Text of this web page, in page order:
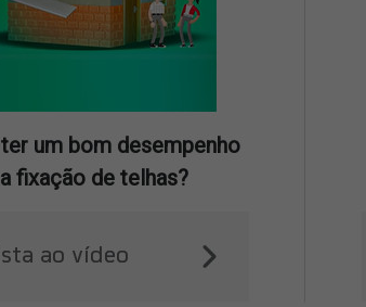
um bom desempenho
fixação de telhas?
ao vídeo